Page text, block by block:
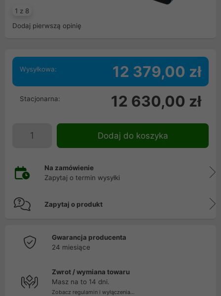
1 z 8
Dodaj pierwszą opinię
Wysyłkowa: 12 379,00 zł
Stacjonarna: 12 630,00 zł
Dodaj do koszyka
Na zamówienie
Zapytaj o termin wysyłki
Zapytaj o produkt
Gwarancja producenta
24 miesiące
Zwrot / wymiana towaru
Masz na to 14 dni.
Zobacz regulamin i wyłączenia...